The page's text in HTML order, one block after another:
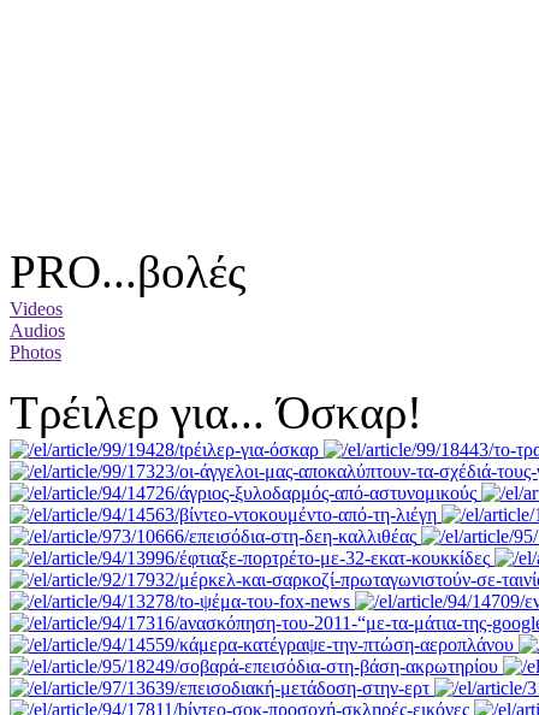
PRO...βολές
Videos
Audios
Photos
Tρέιλερ για... Όσκαρ!